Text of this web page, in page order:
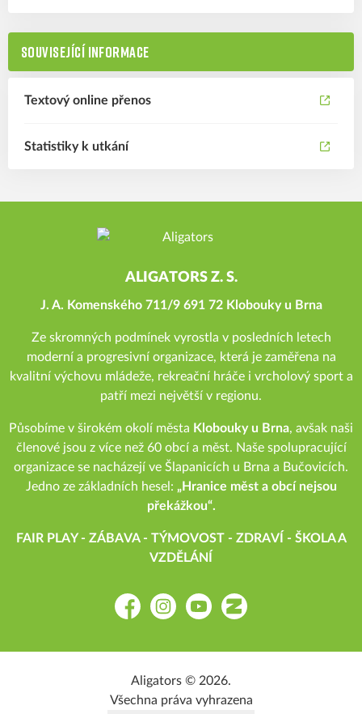
SOUVISEJÍCÍ INFORMACE
Textový online přenos
Statistiky k utkání
ALIGATORS Z. S.
J. A. Komenského 711/9 691 72 Klobouky u Brna
Ze skromných podmínek vyrostla v posledních letech
moderní a progresivní organizace, která je zaměřena na
kvalitní výchovu mládeže, rekreační hráče i vrcholový sport a
patří mezi největší v regionu.
Působíme v širokém okolí města Klobouky u Brna, avšak naši
členové jsou z více než 60 obcí a měst. Naše spolupracující
organizace se nacházejí ve Šlapanicích u Brna a Bučovicích.
Jedno ze základních hesel: „Hranice měst a obcí nejsou
překážkou“.
FAIR PLAY - ZÁBAVA - TÝMOVOST - ZDRAVÍ - ŠKOLA A
VZDĚLÁNÍ
FacebookInstagramYouTubeZonerama
Aligators © 2026.
Všechna práva vyhrazena